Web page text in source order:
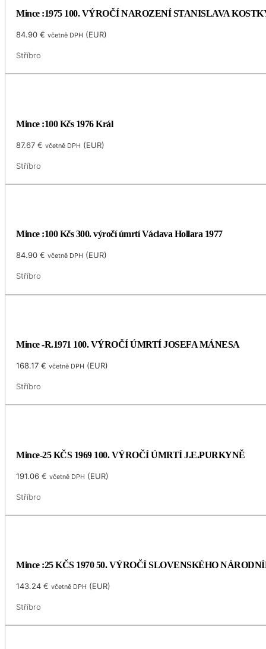
Mince :1975 100. VÝROČÍ NAROZENÍ STANISLAVA
84.90€ včetně DPH (EUR)
Stříbro
Mince :100 Kčs 1976 Král
87.67€ včetně DPH (EUR)
Stříbro
Mince :100 Kčs 300. výročí úmrtí Václava Hollara 1977
84.90€ včetně DPH (EUR)
Stříbro
Mince -R.1971 100. VÝROČÍ ÚMRTÍ JOSEFA MÁNESA
168.17€ včetně DPH (EUR)
Stříbro
Mince-25 KČS 1969 100. VÝROČÍ ÚMRTÍ J.E.PURKYNĚ
191.06€ včetně DPH (EUR)
Stříbro
Mince :25 KČS 1970 50. VÝROČÍ SLOVENSKÉHO
143.24€ včetně DPH (EUR)
Stříbro